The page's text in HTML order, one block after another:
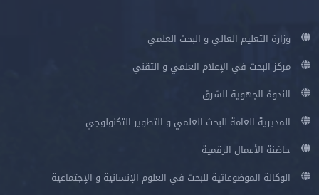
وزارة التعليم العالي و البحث العلمي
مركز البحث في الإعلام العلمي و التقني
الندوة الجهوية للشرق
المديرية العامة للبحث العلمي و التطوير التكنولوجي
حاضنة الأعمال الرقمية
الوكالة الموضوعاتية للبحث في العلوم الإنسانية و الإجتماعية